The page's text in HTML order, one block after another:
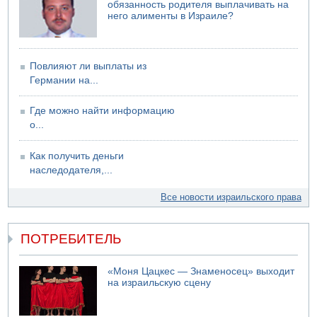
обязанность родителя выплачивать на
него алименты в Израиле?
Повлияют ли выплаты из
Германии на...
Где можно найти информацию
о...
Как получить деньги
наследодателя,...
Все новости израильского права
ПОТРЕБИТЕЛЬ
«Моня Цацкес — Знаменосец» выходит
на израильскую сцену